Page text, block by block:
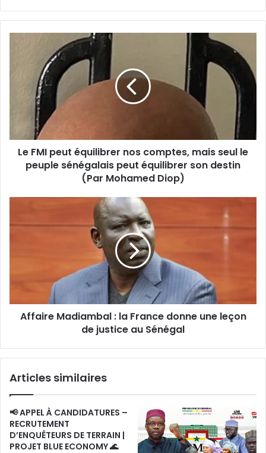
équilibrer
comptes,
le
peuple
sénégalais
(Par
Le FMI peut équilibrer nos comptes, mais seul le
peuple sénégalais peut équilibrer son destin
(Par Mohamed Diop)
:
de
justice
Affaire Madiambal : la France donne une leçon
de justice au Sénégal
Articles similaires
📢 APPEL À CANDIDATURES –
RECRUTEMENT
D’ENQUÊTEURS DE TERRAIN |
PROJET BLUE ECONOMY 🌊